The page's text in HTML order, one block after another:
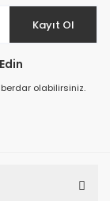
Kayıt Ol
olabilirsiniz.